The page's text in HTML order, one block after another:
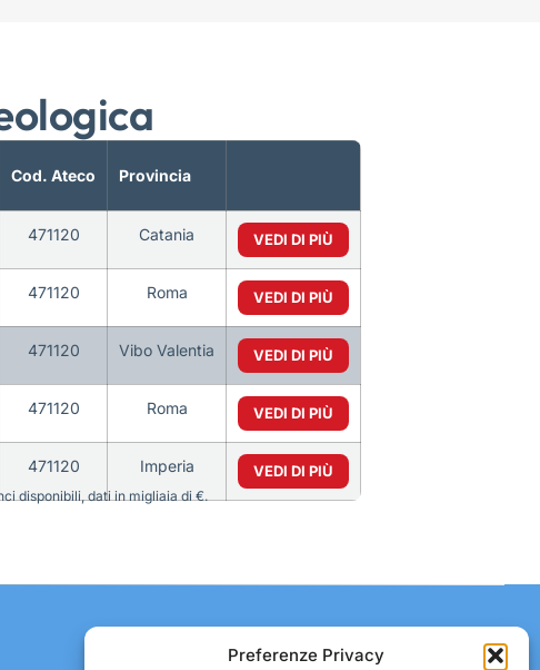
Preferenze Privacy
Cod. Ateco Provincia
471120 Catania VEDI DI PIÙ
471120 Roma VEDI DI PIÙ
471120 Vibo Valentia VEDI DI PIÙ
471120 Roma VEDI DI PIÙ
471120 Imperia VEDI DI PIÙ
disponibili, dati in migliaia di €.